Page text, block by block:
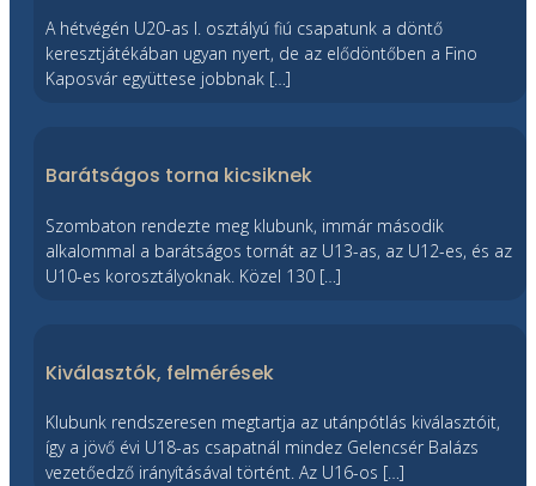
A hétvégén U20-as I. osztályú fiú csapatunk a döntő
keresztjátékában ugyan nyert, de az elődöntőben a Fino
Kaposvár együttese jobbnak […]
Barátságos torna kicsiknek
Szombaton rendezte meg klubunk, immár második
alkalommal a barátságos tornát az U13-as, az U12-es, és az
U10-es korosztályoknak. Közel 130 […]
Kiválasztók, felmérések
Klubunk rendszeresen megtartja az utánpótlás kiválasztóit,
így a jövő évi U18-as csapatnál mindez Gelencsér Balázs
vezetőedző irányításával történt. Az U16-os […]